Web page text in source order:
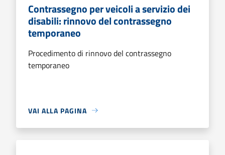
Contrassegno per veicoli a servizio dei
disabili: rinnovo del contrassegno
temporaneo
Procedimento di rinnovo del contrassegno
temporaneo
VAI ALLA PAGINA